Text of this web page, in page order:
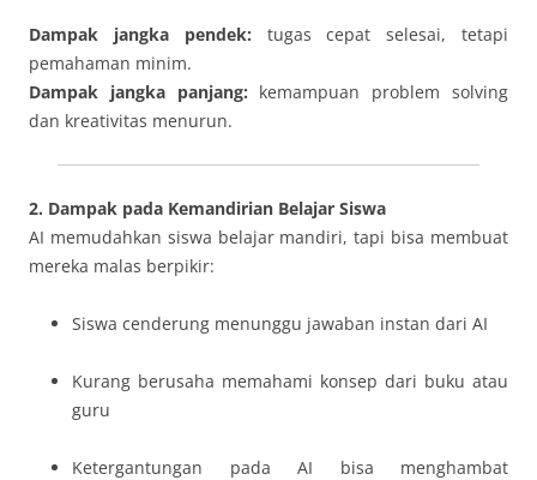
Dampak jangka pendek: tugas cepat selesai, tetapi
pemahaman minim.
Dampak jangka panjang: kemampuan problem solving
dan kreativitas menurun.
2. Dampak pada Kemandirian Belajar Siswa
AI memudahkan siswa belajar mandiri, tapi bisa membuat
mereka malas berpikir:
Siswa cenderung menunggu jawaban instan dari AI
Kurang berusaha memahami konsep dari buku atau
guru
Ketergantungan pada AI bisa menghambat